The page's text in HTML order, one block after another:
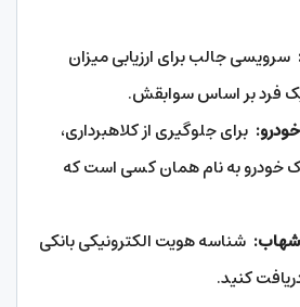
سرویسی جالب برای ارزیابی میزان
فرد بر اساس سوابقش.
برای جلوگیری از کلاهبرداری،
خودرو به نام همان کسی است که
شهاب: شناسه هویت الکترونیکی بانکی
کنید.